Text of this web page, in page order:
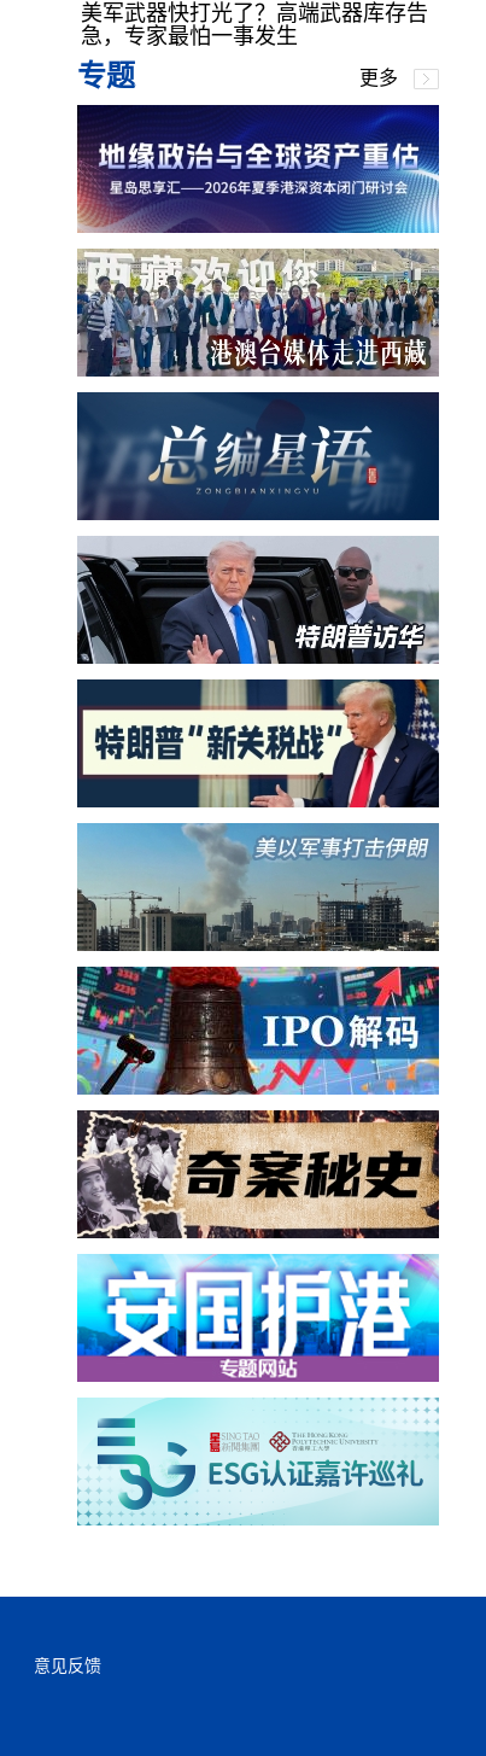
美军武器快打光了？高端武器库存告
急，专家最怕一事发生
专题 更多
意见反馈